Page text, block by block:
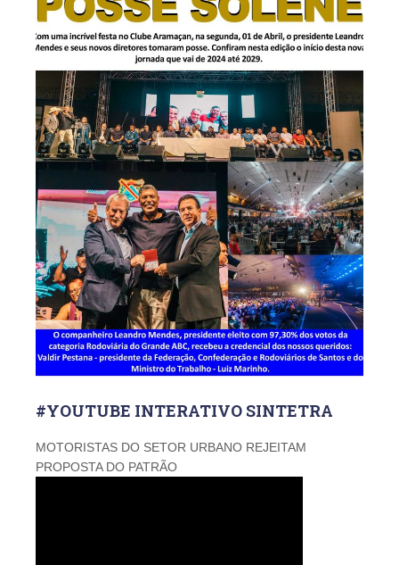
#YOUTUBE INTERATIVO SINTETRA
MOTORISTAS DO SETOR URBANO REJEITAM
PROPOSTA DO PATRÃO